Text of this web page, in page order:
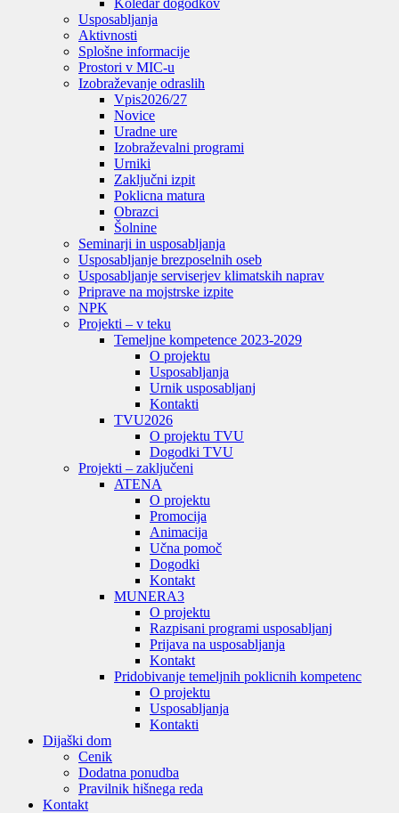
Koledar dogodkov
Usposabljanja
Aktivnosti
Splošne informacije
Prostori v MIC-u
Izobraževanje odraslih
Vpis2026/27
Novice
Uradne ure
Izobraževalni programi
Urniki
Zaključni izpit
Poklicna matura
Obrazci
Šolnine
Seminarji in usposabljanja
Usposabljanje brezposelnih oseb
Usposabljanje serviserjev klimatskih naprav
Priprave na mojstrske izpite
NPK
Projekti – v teku
Temeljne kompetence 2023-2029
O projektu
Usposabljanja
Urnik usposabljanj
Kontakti
TVU2026
O projektu TVU
Dogodki TVU
Projekti – zaključeni
ATENA
O projektu
Promocija
Animacija
Učna pomoč
Dogodki
Kontakt
MUNERA3
O projektu
Razpisani programi usposabljanj
Prijava na usposabljanja
Kontakt
Pridobivanje temeljnih poklicnih kompetenc
O projektu
Usposabljanja
Kontakti
Dijaški dom
Cenik
Dodatna ponudba
Pravilnik hišnega reda
Kontakt